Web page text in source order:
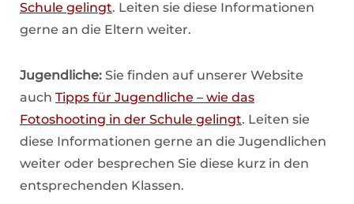
Schule gelingt. Leiten sie diese Informationen
gerne an die Eltern weiter.
Jugendliche: Sie finden auf unserer Website
auch Tipps für Jugendliche – wie das
Fotoshooting in der Schule gelingt. Leiten sie
diese Informationen gerne an die Jugendlichen
weiter oder besprechen Sie diese kurz in den
entsprechenden Klassen.